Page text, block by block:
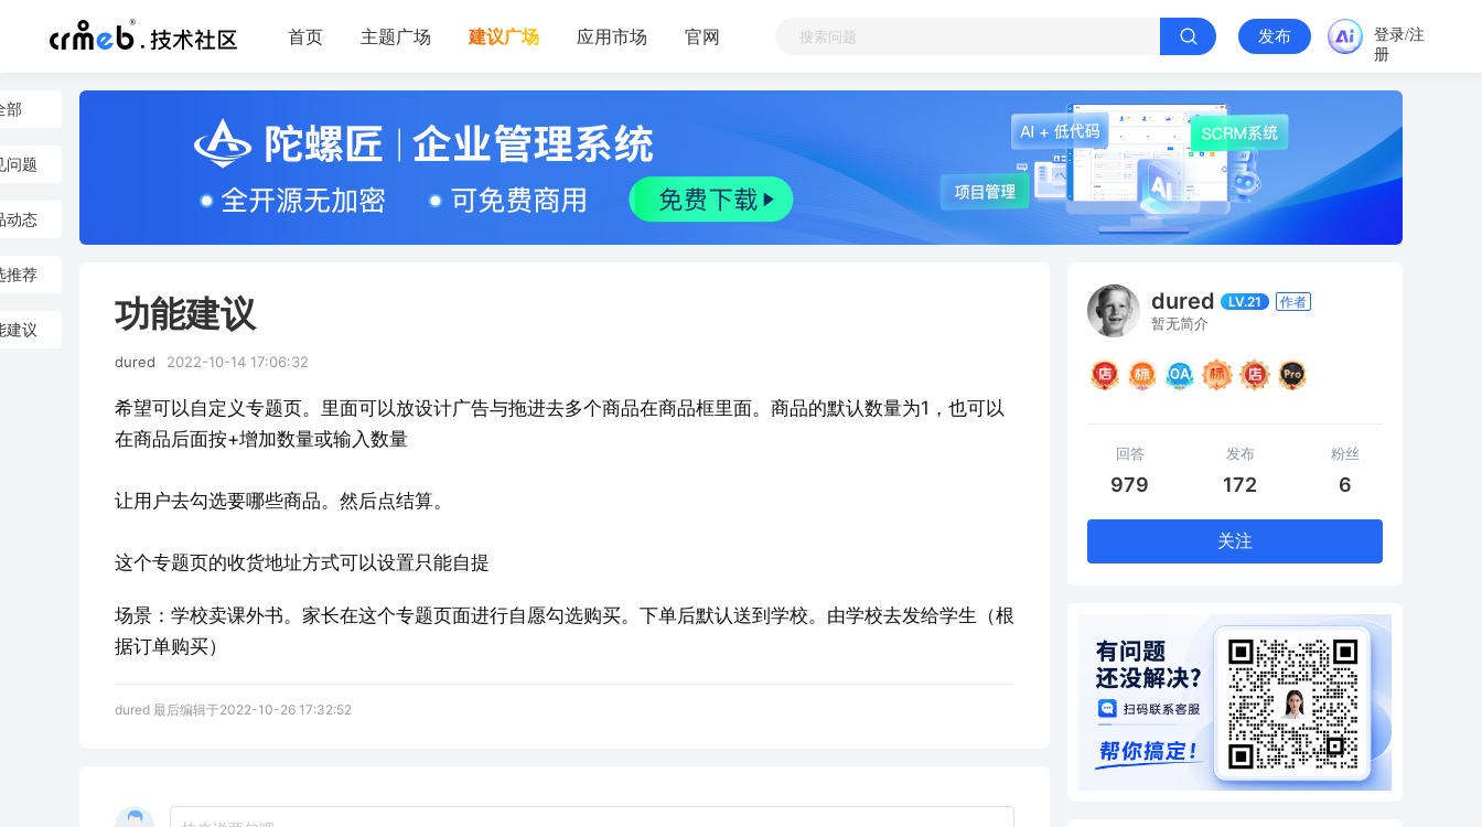
首页 主题广场 建议广场 应用市场 官网 发布
登录/注
册
部
问题
动态
推荐
建议 功能建议
dured 2022-10-14 17:06:32
希望可以自定义专题页。里面可以放设计广告与拖进去多个商品在商品框里面。商品的默认数量为1，也可以
在商品后面按+增加数量或输入数量
让用户去勾选要哪些商品。然后点结算。
这个专题页的收货地址方式可以设置只能自提
场景：学校卖课外书。家长在这个专题页面进行自愿勾选购买。下单后默认送到学校。由学校去发给学生（根
据订单购买）
dured 最后编辑于2022-10-26 17:32:52
dured LV.21 作者
暂无简介
回答
979
发布
172
粉丝
6
关注